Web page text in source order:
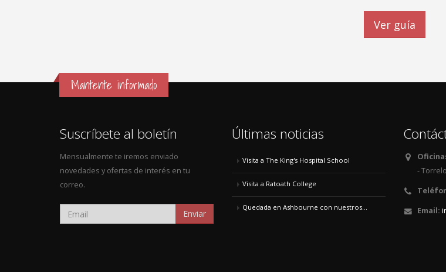
Ver guía
Mantente informado
Suscríbete al boletín
Mensualmente te iremos enviado
novedades y ofertas de interés en tu
correo.
Enviar
Últimas noticias
Visita a The King's Hospital School
Visita a Ratoath College
Quedada en Ashbourne con nuestros...
-
Email: